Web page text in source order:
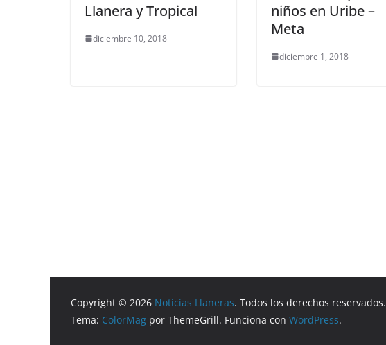
Llanera y Tropical
diciembre 10, 2018
niños en Uribe –
Meta
diciembre 1, 2018
Copyright © 2026 Noticias Llaneras. Todos los derechos reservados.
Tema: ColorMag por ThemeGrill. Funciona con WordPress.